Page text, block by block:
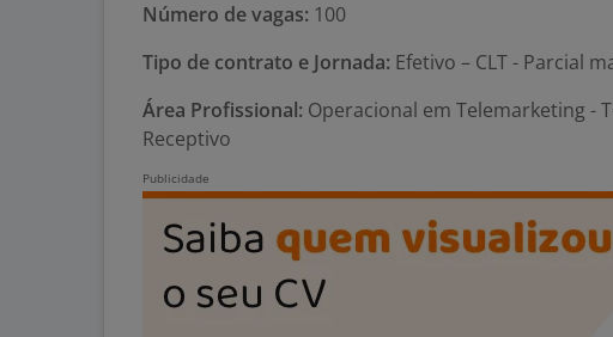
Número de vagas: 100
Tipo de contrato e Jornada: Efetivo – CLT - Parcial
Área Profissional: Operacional em Telemarketing -
Receptivo